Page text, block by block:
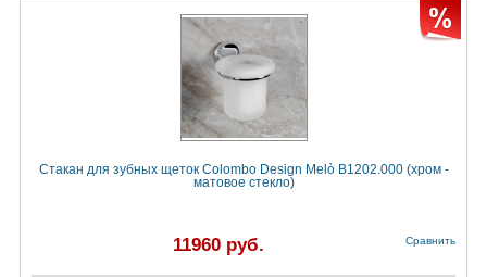
Стакан для зубных щеток Colombo Design Melò B1202.000 (хром -
матовое стекло)
11960 руб. Сравнить